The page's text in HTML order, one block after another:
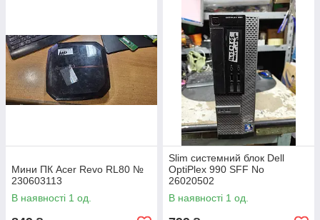
Мини ПК Acer Revo RL80 №
230603113
В наявності 1 од.
Slim системний блок Dell
OptiPlex 990 SFF No
26020502
В наявності 1 од.